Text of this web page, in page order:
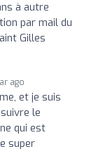
à autre
par mail du
Gilles
ago
et je suis
le
qui est
super